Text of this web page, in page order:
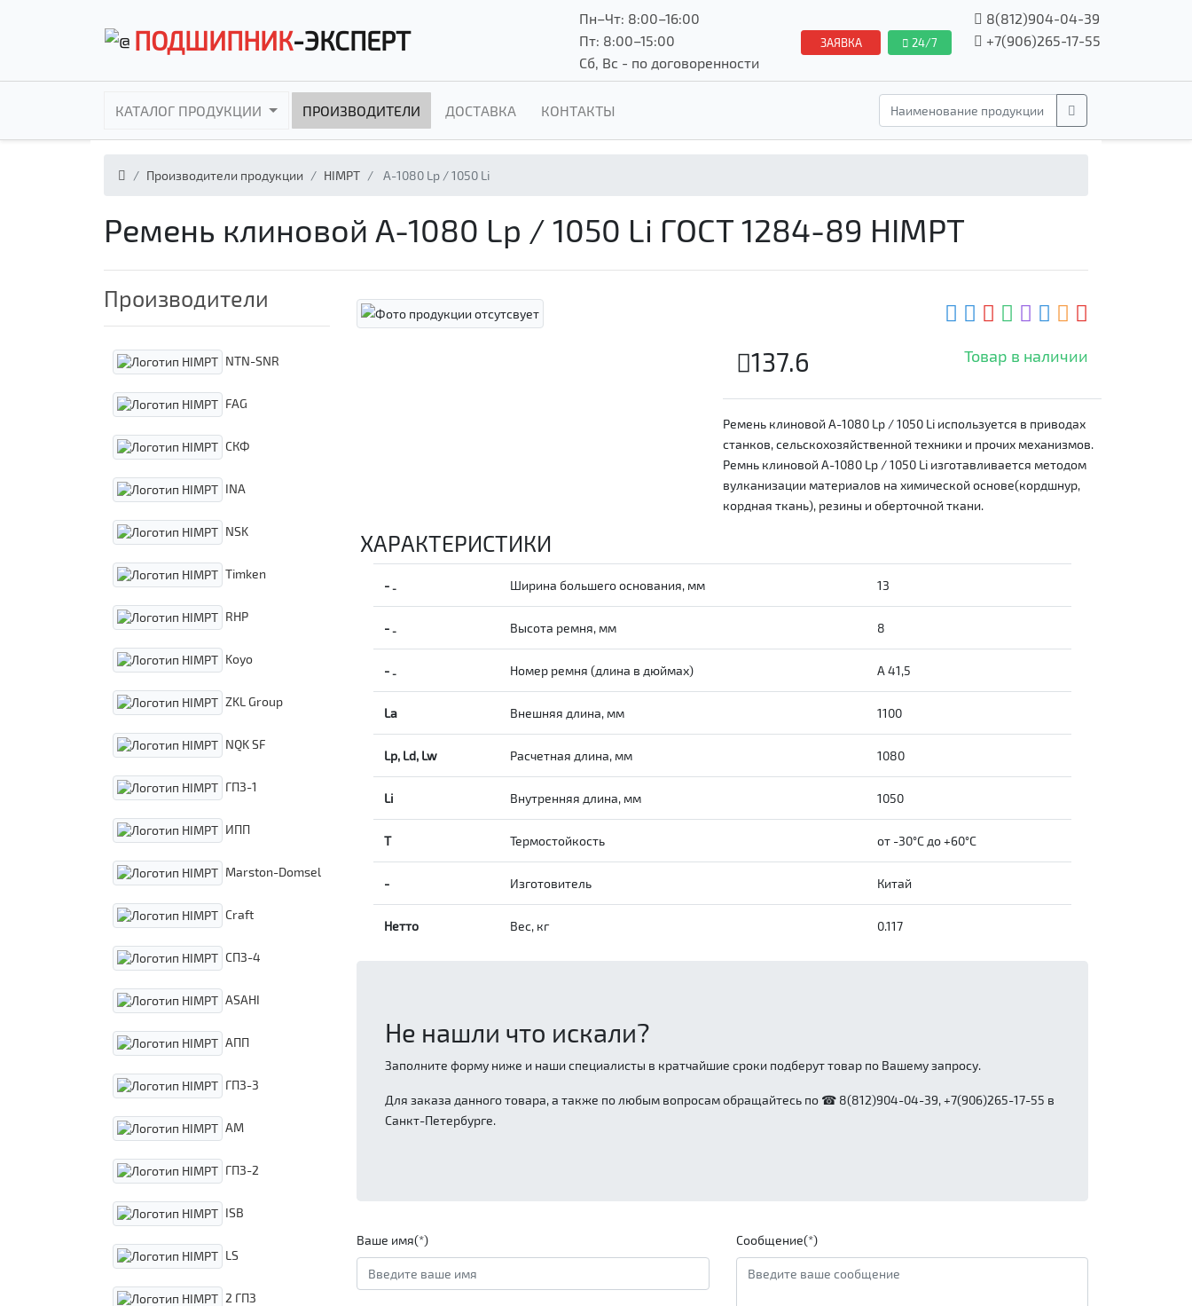
ПОДШИПНИК-ЭКСПЕРТ
Пн–Чт: 8:00–16:00
Пт: 8:00–15:00
Сб, Вс - по договоренности
ЗАЯВКА 24/7
8(812)904-04-39
+7(906)265-17-55
КАТАЛОГ ПРОДУКЦИИ ПРОИЗВОДИТЕЛИ ДОСТАВКА КОНТАКТЫ
Производители продукции HIMPT А-1080 Lp / 1050 Li
Ремень клиновой А-1080 Lp / 1050 Li ГОСТ 1284-89 HIMPT
Производители
NTN-SNR
FAG
СКФ
INA
NSK
Timken
RHP
Koyo
ZKL Group
NQK SF
ГПЗ-1
ИПП
Marston-Domsel
Craft
СПЗ-4
ASAHI
АПП
ГПЗ-3
АМ
ГПЗ-2
ISB
LS
2 ГПЗ
137.6 Товар в наличии
Ремень клиновой А-1080 Lp / 1050 Li используется в приводах
станков, сельскохозяйственной техники и прочих механизмов.
Ремнь клиновой А-1080 Lp / 1050 Li изготавливается методом
вулканизации материалов на химической основе(кордшнур,
кордная ткань), резины и оберточной ткани.
ХАРАКТЕРИСТИКИ
- - Ширина большего основания, мм 13
- - Высота ремня, мм 8
- - Номер ремня (длина в дюймах) А 41,5
La Внешняя длина, мм 1100
Lp, Ld, Lw Расчетная длина, мм 1080
Li Внутренняя длина, мм 1050
Т Термостойкость от -30°C до +60°C
- Изготовитель Китай
Нетто Вес, кг 0.117
Не нашли что искали?
Заполните форму ниже и наши специалисты в кратчайшие сроки подберут товар по Вашему запросу.
Для заказа данного товара, а также по любым вопросам обращайтесь по ☎ 8(812)904-04-39, +7(906)265-17-55 в
Санкт-Петербурге.
Ваше имя(*) Сообщение(*)